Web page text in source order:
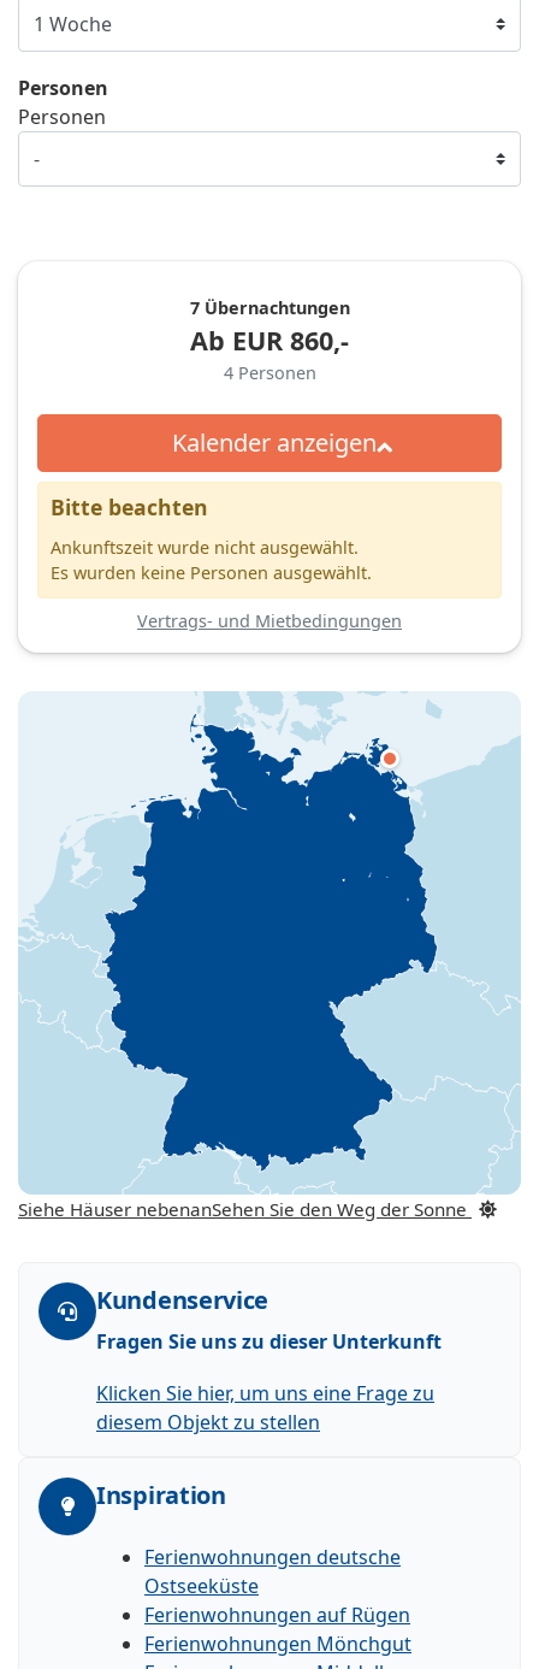
Personen
Personen
7 Übernachtungen
Ab EUR 860,-
4 Personen
Kalender anzeigen
Bitte beachten
Ankunftszeit wurde nicht ausgewählt.
Es wurden keine Personen ausgewählt.
Vertrags- und Mietbedingungen
Siehe Häuser nebenanSehen Sie den Weg der Sonne
Kundenservice
Fragen Sie uns zu dieser Unterkunft
Klicken Sie hier, um uns eine Frage zu
diesem Objekt zu stellen
Inspiration
Ferienwohnungen deutsche
Ostseeküste
Ferienwohnungen auf Rügen
Ferienwohnungen Mönchgut